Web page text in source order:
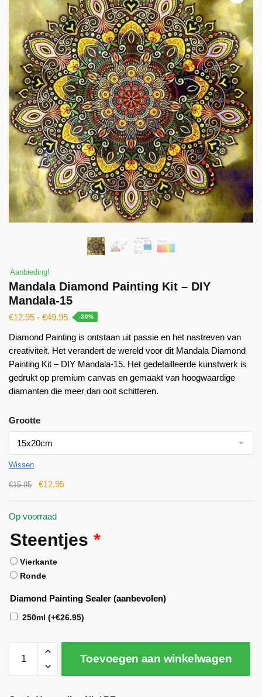
Aanbieding!
Mandala Diamond Painting Kit – DIY
Mandala-15
€12.95 - €49.95 -30%
Diamond Painting is ontstaan ​​uit passie en het nastreven van
creativiteit. Het verandert de wereld voor dit Mandala Diamond
Painting Kit – DIY Mandala-15. Het gedetailleerde kunstwerk is
gedrukt op premium canvas en gemaakt van hoogwaardige
diamanten die meer dan ooit schitteren.
Grootte
Wissen
€15.95 €12.95
Op voorraad
Steentjes *
Vierkante
Ronde
Diamond Painting Sealer (aanbevolen)
250ml (+€26.95)
Toevoegen aan winkelwagen